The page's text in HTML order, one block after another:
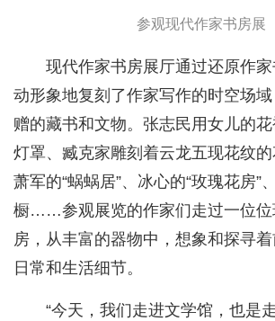
参观现代作家书房展
现代作家书房展厅通过还原作
动形象地复刻了作家写作的时空场
赠的藏书和文物。张志民用女儿的
灯罩、臧克家雕刻着云龙五现花纹的
萧军的“蜗蜗居”、冰心的“玫瑰花房”
橱……参观展览的作家们走过一位位
房，从丰富的器物中，想象和探寻
日常和生活细节。
“今天，我们走进文学馆，也是